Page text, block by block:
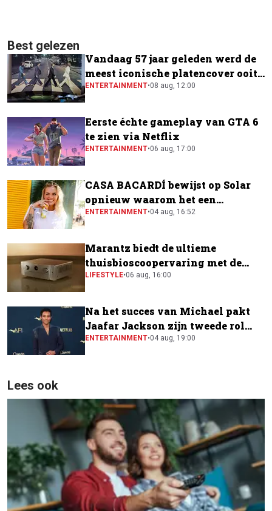
Best gelezen
Vandaag 57 jaar geleden werd de
meest iconische platencover ooit
gemaakt
ENTERTAINMENT•08 aug, 12:00
Eerste échte gameplay van GTA 6
te zien via Netflix
ENTERTAINMENT•06 aug, 17:00
CASA BACARDÍ bewijst op Solar
opnieuw waarom het een
festivalfavoriet is
ENTERTAINMENT•04 aug, 16:52
Marantz biedt de ultieme
thuisbioscoopervaring met de
CINEMA Series 2
LIFESTYLE•06 aug, 16:00
Na het succes van Michael pakt
Jaafar Jackson zijn tweede rol
naast Will Smith
ENTERTAINMENT•04 aug, 19:00
Lees ook